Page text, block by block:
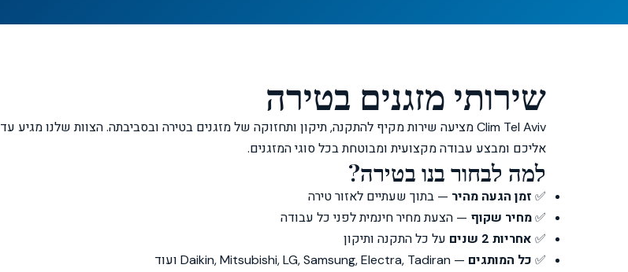
שירותי מזגנים בטירה
Clim Tel Aviv מציעה שירות מקיף להתקנה, תיקון ותחזוקה של מזגנים בטירה ובסביבתה. הצוות שלנו מגיע עד
אליכם ומבצע עבודה מקצועית ומבוטחת בכל סוגי המזגנים.
למה לבחור בנו בטירה?
✅ זמן הגעה מהיר — בתוך שעתיים לאזור טירה
✅מחיר שקוף — הצעת מחיר חינמית לפני כל עבודה
✅ אחריות 2 שנים
על כל התקנה ותיקון
✅ כל המותגים — Daikin, Mitsubishi, LG, Samsung, Electra, Tadiran ועוד